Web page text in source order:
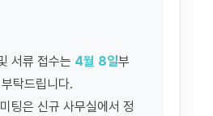
서류 접수는 4월 8일부
탁드립니다.
팅은 신규 사무실에서 정